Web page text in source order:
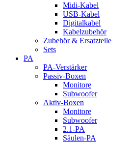
Midi-Kabel
USB-Kabel
Digitalkabel
Kabelzubehör
Zubehör & Ersatzteile
Sets
PA
PA-Verstärker
Passiv-Boxen
Monitore
Subwoofer
Aktiv-Boxen
Monitore
Subwoofer
2.1-PA
Säulen-PA